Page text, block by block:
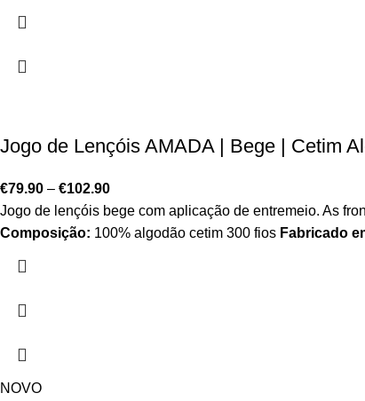
Jogo de Lençóis AMADA | Bege | Cetim
€79.90 – €102.90
Jogo de lençóis bege com aplicação de entremeio. As
Composição: 100% algodão cetim 300 fios Fabricado
NOVO